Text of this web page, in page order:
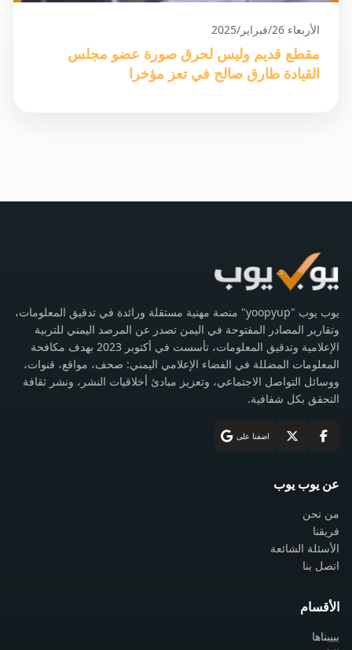
الأربعاء 26/فبراير/2025
مقطع قديم وليس لحرق صورة عضو مجلس
القيادة طارق صالح في تعز مؤخرا
يوب يوب "yoopyup" منصة مهنية مستقلة ورائدة في تدقيق المعلومات،
وتقارير المصادر المفتوحة في اليمن تصدر عن المرصد اليمني للتربية
الإعلامية وتدقيق المعلومات، تأسست في أكتوبر 2023 بهدف مكافحة
المعلومات المضللة في الفضاء الإعلامي اليمني: صحف، مواقع، قنوات،
ووسائل التواصل الاجتماعي، وتعزيز مبادئ أخلاقيات النشر، ونشر ثقافة
التحقق بكل شفافية.
اضفنا على
عن يوب يوب
من نحن
فريقنا
الأسئلة الشائعة
اتصل بنا
الأقسام
يبيبناها